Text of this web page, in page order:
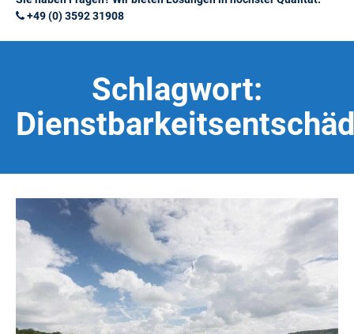
+49 (0) 3592 31908
Schlagwort: